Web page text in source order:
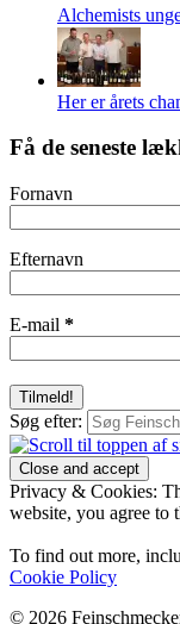
Alchemists
Her er årets
Få de seneste
Fornavn
Efternavn
E-mail *
Søg efter:
Privacy & Cookies:
website, you agree to
To find out more,
Cookie Policy
© 2026